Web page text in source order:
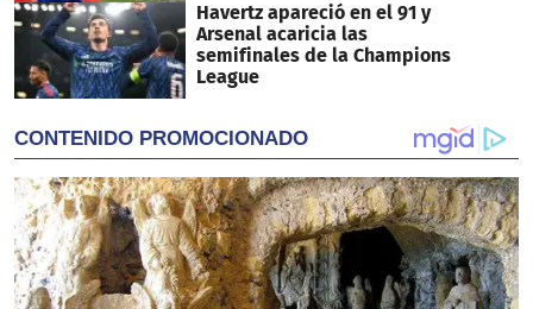
Havertz apareció en el 91 y
Arsenal acaricia las
semifinales de la Champions
League